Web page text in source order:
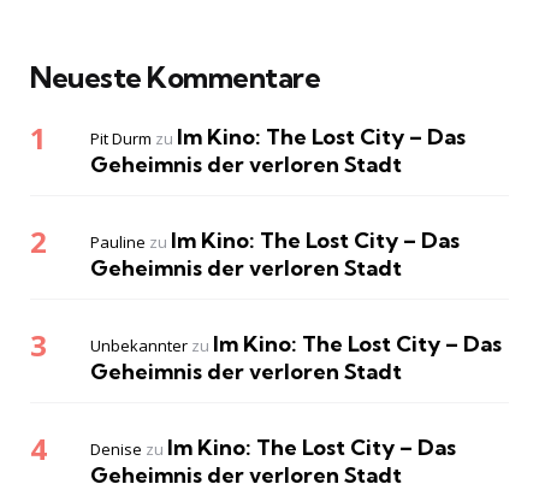
Neueste Kommentare
Pit Durm zu Im Kino: The Lost City – Das
Geheimnis der verloren Stadt
Pauline zu Im Kino: The Lost City – Das
Geheimnis der verloren Stadt
Unbekannter zu Im Kino: The Lost City – Das
Geheimnis der verloren Stadt
Denise zu Im Kino: The Lost City – Das
Geheimnis der verloren Stadt